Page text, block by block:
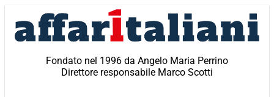
contenuto
Fondato nel 1996 da Angelo Maria Perrino
Direttore responsabile Marco Scotti